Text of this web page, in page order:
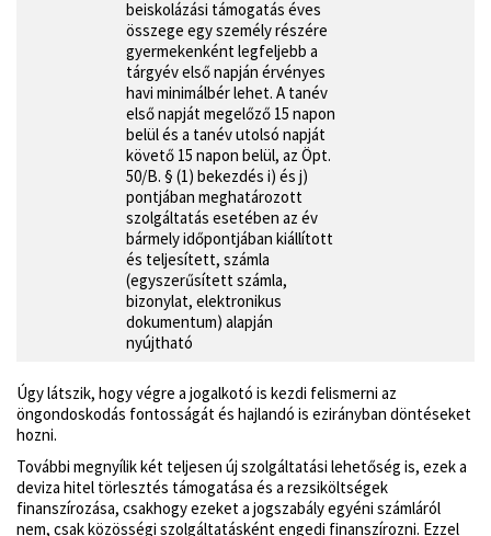
beiskolázási támogatás éves
összege egy személy részére
gyermekenként legfeljebb a
tárgyév első napján érvényes
havi minimálbér lehet. A tanév
első napját megelőző 15 napon
belül és a tanév utolsó napját
követő 15 napon belül, az Öpt.
50/B. § (1) bekezdés i) és j)
pontjában meghatározott
szolgáltatás esetében az év
bármely időpontjában kiállított
és teljesített, számla
(egyszerűsített számla,
bizonylat, elektronikus
dokumentum) alapján
nyújtható
Úgy látszik, hogy végre a jogalkotó is kezdi felismerni az
öngondoskodás fontosságát és hajlandó is ezirányban döntéseket
hozni.
További megnyílik két teljesen új szolgáltatási lehetőség is, ezek a
deviza hitel törlesztés támogatása és a rezsiköltségek
finanszírozása, csakhogy ezeket a jogszabály egyéni számláról
nem, csak közösségi szolgáltatásként engedi finanszírozni. Ezzel